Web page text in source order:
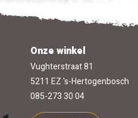
Onze winkel
Vughterstraat 81
5211 EZ 's-Hertogenbosch
085-273 30 04